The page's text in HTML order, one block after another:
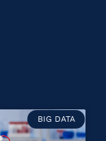
BIG DATA